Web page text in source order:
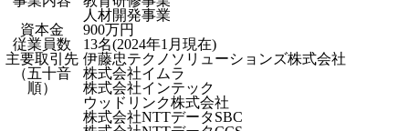
人材開発事業
資本金
900万円
従業員数
13名(2024年1月現在)
主要取引先
（五十音
順）
伊藤忠テクノソリューションズ株式会社
株式会社イムラ
株式会社インテック
ウッドリンク株式会社
株式会社NTTデータSBC